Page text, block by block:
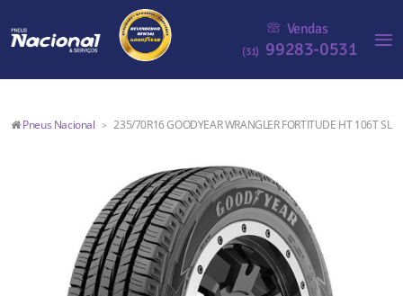
Vendas
(31) 99283-0531
Pneus Nacional > 235/70R16 GOODYEAR WRANGLER FORTITUDE HT 106T SL